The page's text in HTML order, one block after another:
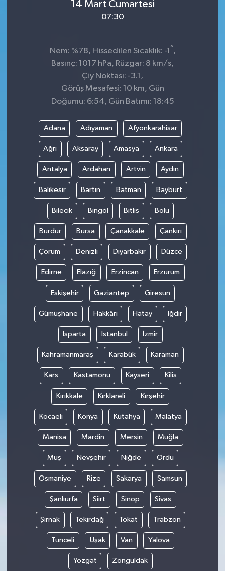
14 Mart Cumartesi
07:30
Nem: %78, Hissedilen Sıcaklık: -1 ° ,
Basınç: 1017 hPa, Rüzgar: 8 km/s,
Çiy Noktası: -3.1,
Görüş Mesafesi: 10 km, Gün
Doğumu: 6:54, Gün Batımı: 18:45
Adana Adıyaman Afyonkarahisar
Ağrı Aksaray Amasya Ankara
Antalya Ardahan Artvin Aydın
Balıkesir Bartın Batman Bayburt
Bilecik Bingöl Bitlis Bolu
Burdur Bursa Çanakkale Çankırı
Çorum Denizli Diyarbakır Düzce
Edirne Elazığ Erzincan Erzurum
Eskişehir Gaziantep Giresun
Gümüşhane Hakkâri Hatay Iğdır
Isparta İstanbul İzmir
Kahramanmaraş Karabük Karaman
Kars Kastamonu Kayseri Kilis
Kırıkkale Kırklareli Kırşehir
Kocaeli Konya Kütahya Malatya
Manisa Mardin Mersin Muğla
Muş Nevşehir Niğde Ordu
Osmaniye Rize Sakarya Samsun
Şanlıurfa Siirt Sinop Sivas
Şırnak Tekirdağ Tokat Trabzon
Tunceli Uşak Van Yalova
Yozgat Zonguldak
Sağlık
Son Dakika
Spor
Teknoloji